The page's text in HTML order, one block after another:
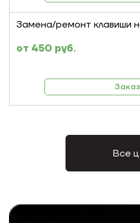
Замена/ремонт клавиши
450 руб.
Все